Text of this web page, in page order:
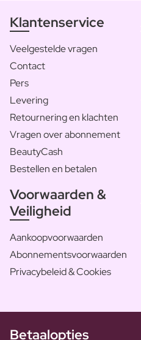
Klantenservice
Veelgestelde vragen
Contact
Pers
Levering
Retournering en klachten
Vragen over abonnement
BeautyCash
Bestellen en betalen
Voorwaarden &
Veiligheid
Aankoopvoorwaarden
Abonnementsvoorwaarden
Privacybeleid & Cookies
Betaalopties